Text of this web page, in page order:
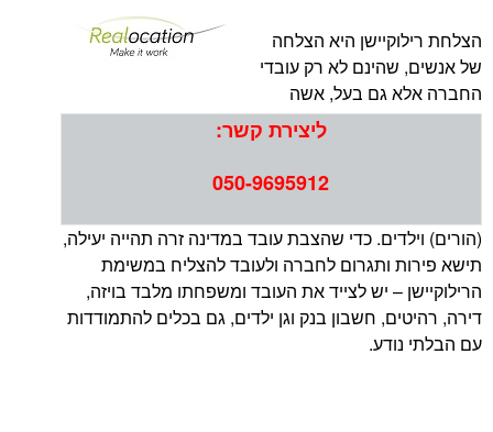
ליצירת קשר:
050-9695912
היא הצלחה
לא רק עובדי
גם בעל, אשה
כדי שהצבת עובד במדינה זרה תהייה יעילה,
ותגרום לחברה ולעובד להצליח במשימת
– יש לצייד את העובד ומשפחתו מלבד בויזה,
חשבון בנק וגן ילדים, גם בכלים להתמודדות